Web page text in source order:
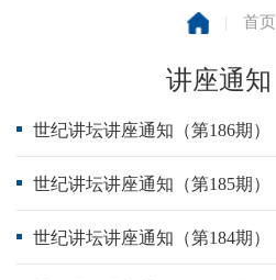
| 首页
讲座通知
世纪讲坛讲座通知（第186期）
世纪讲坛讲座通知（第185期）
世纪讲坛讲座通知（第184期）